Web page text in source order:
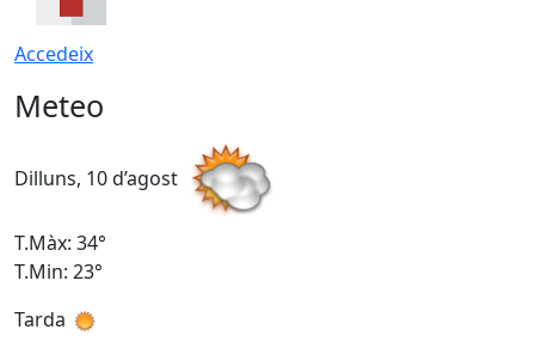
Accedeix
Meteo
Dilluns, 10 d’agost
T.Màx: 34°
T.Min: 23°
Tarda